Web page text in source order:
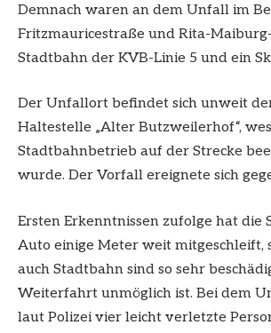
Demnach waren an dem Unfall im
Fritzmauricestraße und Rita-
Stadtbahn der KVB-Linie 5 und ein
Der Unfallort befindet sich unweit
Haltestelle „Alter Butzweilerhof“,
Stadtbahnbetrieb auf der Strecke
wurde. Der Vorfall ereignete sich
Ersten Erkenntnissen zufolge hat die
Auto einige Meter weit mitgeschleift,
auch Stadtbahn sind so sehr
Weiterfahrt unmöglich ist. Bei dem
laut Polizei vier leicht verletzte